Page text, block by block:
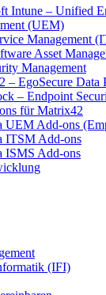
Intune – Unified
(UEM)
Management
Asset
Management
– EgoSecure Data
– Endpoint
für Matrix42
UEM Add-ons
ITSM Add-ons
ISMS Add-ons
(IFI)